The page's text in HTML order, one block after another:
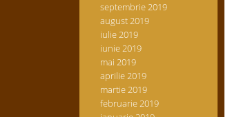
septembrie 2019
august 2019
iulie 2019
iunie 2019
mai 2019
aprilie 2019
martie 2019
februarie 2019